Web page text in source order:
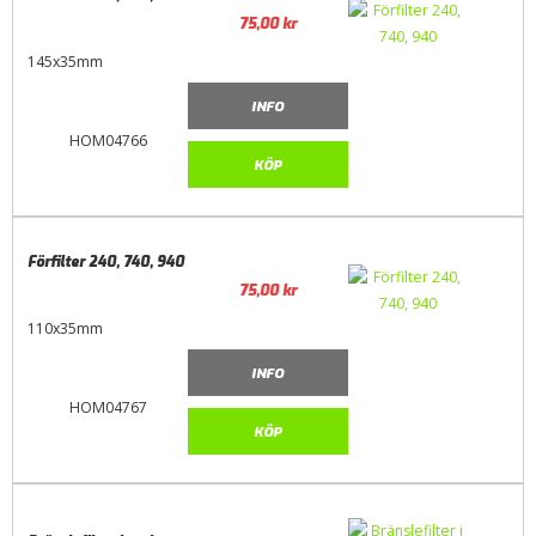
HOM04766
145x35mm
75,00kr
INFO
KÖP
HOM04767
Förfilter 240, 740, 940
110x35mm
75,00kr
INFO
KÖP